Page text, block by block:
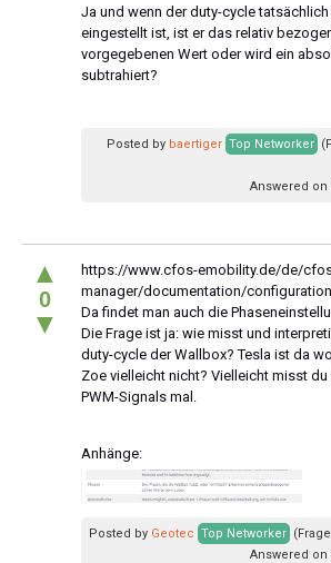
Ja und wenn der duty-cycle
eingestellt ist, ist er das relativ
vorgegebenen Wert oder wird ein
subtrahiert?
Posted by baertiger Top Networker
Answered on
▲
0
▼
https://www.cfos-emobility.de/de/
manager/documentation/
Da findet man auch die
Die Frage ist ja: wie misst und
duty-cycle der Wallbox? Tesla ist da
Zoe vielleicht nicht? Vielleicht misst
PWM-Signals mal.
Anhänge:
Posted by Geotec Top Networker
Answered on